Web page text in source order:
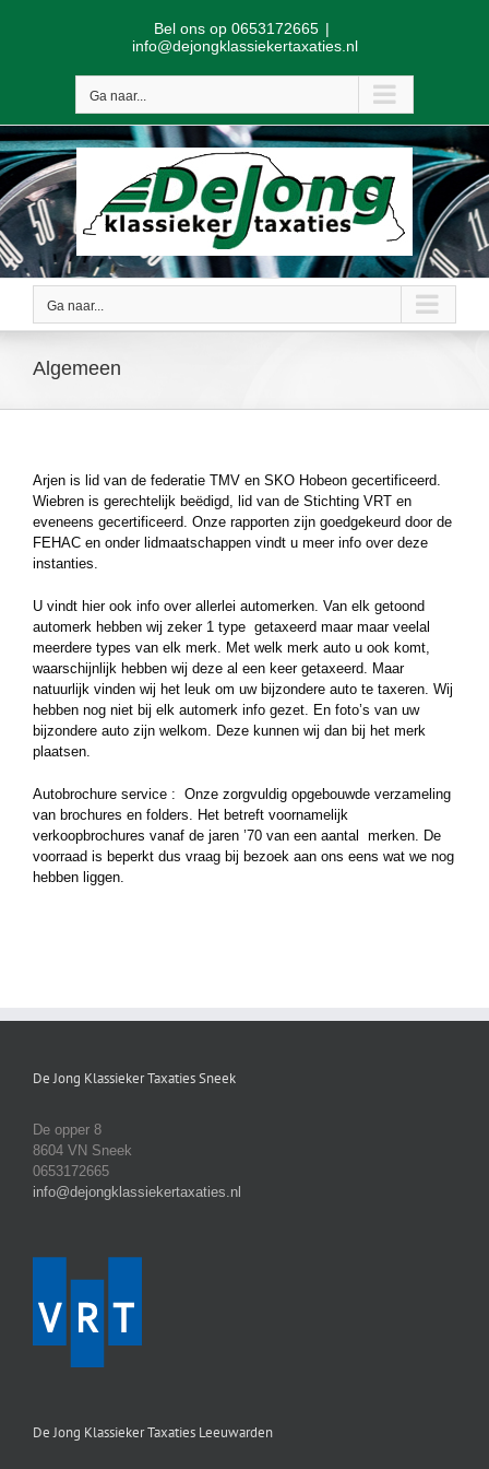
Bel ons op 0653172665 |
info@dejongklassiekertaxaties.nl
Ga naar...
Ga naar...
Algemeen
Arjen is lid van de federatie TMV en SKO Hobeon gecertificeerd.
Wiebren is gerechtelijk beëdigd, lid van de Stichting VRT en
eveneens gecertificeerd. Onze rapporten zijn goedgekeurd door de
FEHAC en onder lidmaatschappen vindt u meer info over deze
instanties.
U vindt hier ook info over allerlei automerken. Van elk getoond
automerk hebben wij zeker 1 type getaxeerd maar maar veelal
meerdere types van elk merk. Met welk merk auto u ook komt,
waarschijnlijk hebben wij deze al een keer getaxeerd. Maar
natuurlijk vinden wij het leuk om uw bijzondere auto te taxeren. Wij
hebben nog niet bij elk automerk info gezet. En foto’s van uw
bijzondere auto zijn welkom. Deze kunnen wij dan bij het merk
plaatsen.
Autobrochure service : Onze zorgvuldig opgebouwde verzameling
van brochures en folders. Het betreft voornamelijk
verkoopbrochures vanaf de jaren ’70 van een aantal merken. De
voorraad is beperkt dus vraag bij bezoek aan ons eens wat we nog
hebben liggen.
De Jong Klassieker Taxaties Sneek
De opper 8
8604 VN Sneek
0653172665
info@dejongklassiekertaxaties.nl
De Jong Klassieker Taxaties Leeuwarden